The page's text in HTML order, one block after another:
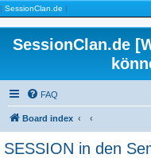
| SessionClan.de |
SessionClan.de
FAQ
Board index
SESSION in den